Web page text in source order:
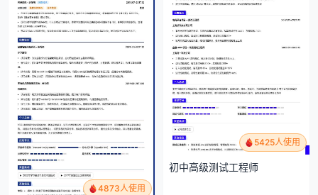
4873人使用
5425人使用
初中高级测试工程师